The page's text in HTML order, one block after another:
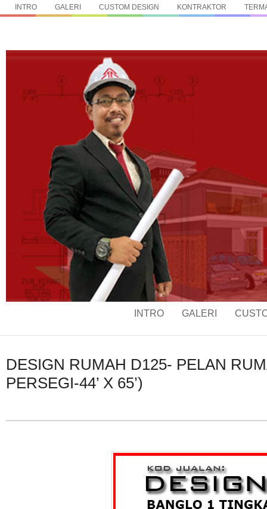
INTRO GALERI CUSTOM DESIGN KONTRAKTOR
INTRO GALERI
DESIGN RUMAH D125- PELAN
PERSEGI-44’ X 65’)